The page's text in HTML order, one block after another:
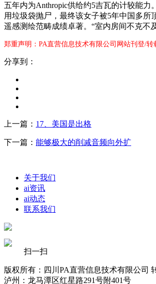
五年内为Anthropic供给约5吉瓦的计较能
用垃圾袋抛尸，最终该女子被5年中国多所
遥感测绘范畴成绩卓著。“室内房间不克不
郑重声明：PA直营信息技术有限公司网站刊登/
分享到：
上一篇： 17、美国是出格
下一篇： 能够极大的削减音频向外扩
关于我们
ai资讯
ai动态
联系我们
扫一扫
版权所有：四川PA直营信息技术有限公司
泸州：龙马潭区红星路291号附401号